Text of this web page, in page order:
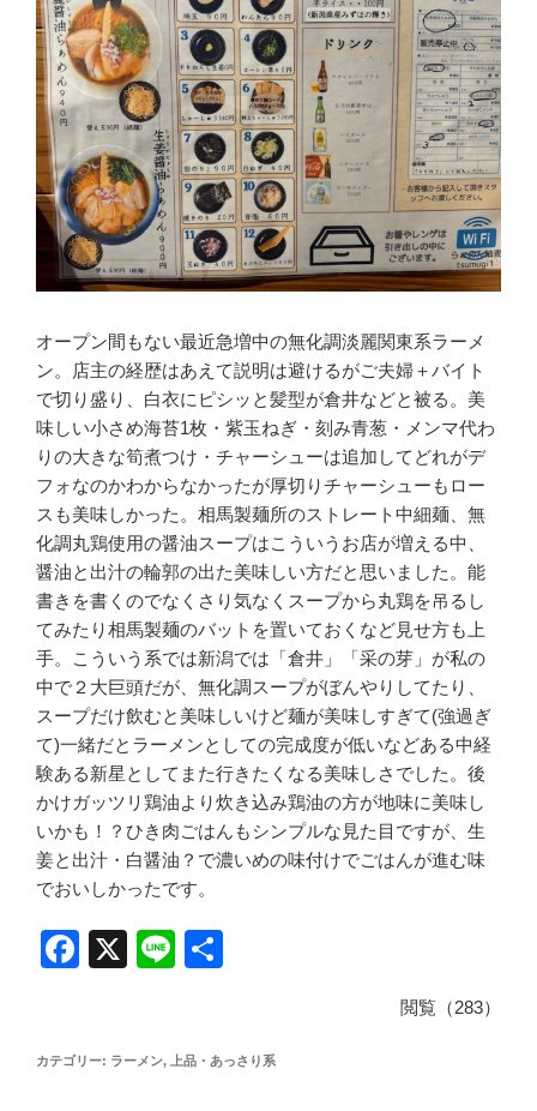
オープン間もない最近急増中の無化調淡麗関東系ラーメ
ン。店主の経歴はあえて説明は避けるがご夫婦＋バイト
で切り盛り、白衣にピシッと髪型が倉井などと被る。美
味しい小さめ海苔1枚・紫玉ねぎ・刻み青葱・メンマ代わ
りの大きな筍煮つけ・チャーシューは追加してどれがデ
フォなのかわからなかったが厚切りチャーシューもロー
スも美味しかった。相馬製麺所のストレート中細麺、無
化調丸鶏使用の醤油スープはこういうお店が増える中、
醤油と出汁の輪郭の出た美味しい方だと思いました。能
書きを書くのでなくさり気なくスープから丸鶏を吊るし
てみたり相馬製麺のバットを置いておくなど見せ方も上
手。こういう系では新潟では「倉井」「采の芽」が私の
中で２大巨頭だが、無化調スープがぼんやりしてたり、
スープだけ飲むと美味しいけど麺が美味しすぎて(強過ぎ
て)一緒だとラーメンとしての完成度が低いなどある中経
験ある新星としてまた行きたくなる美味しさでした。後
かけガッツリ鶏油より炊き込み鶏油の方が地味に美味し
いかも！？ひき肉ごはんもシンプルな見た目ですが、生
姜と出汁・白醤油？で濃いめの味付けでごはんが進む味
でおいしかったです。
F
e
X
Li
閲覧（283）
カテゴリー: ラーメン, 上品・あっさり系